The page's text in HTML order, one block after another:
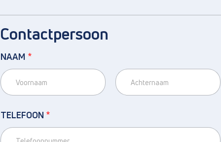
Contactpersoon
NAAM *
TELEFOON *